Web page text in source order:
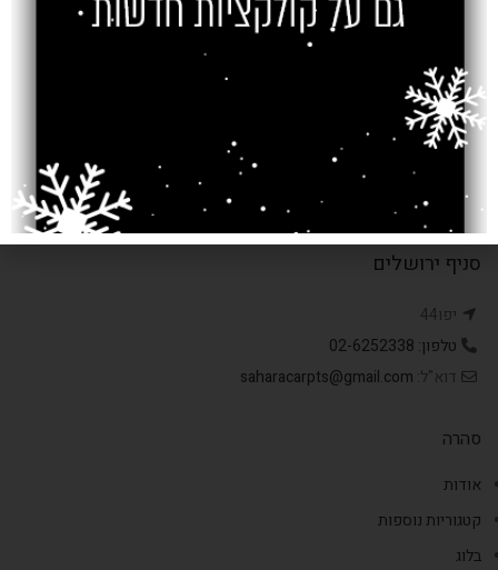
₪
₪
סניף ירושלים
יפו44
טלפון: 02-6252338
דוא"ל: saharacarpts@gmail.com
סהרה
אודות
קטגוריות נוספות
בלוג